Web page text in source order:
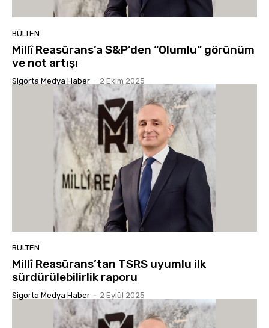
BÜLTEN
Millî Reasürans’a S&P’den “Olumlu” görünüm
ve not artışı
Sigorta Medya Haber - 2 Ekim 2025
BÜLTEN
Millî Reasürans’tan TSRS uyumlu ilk
sürdürülebilirlik raporu
Sigorta Medya Haber - 2 Eylül 2025